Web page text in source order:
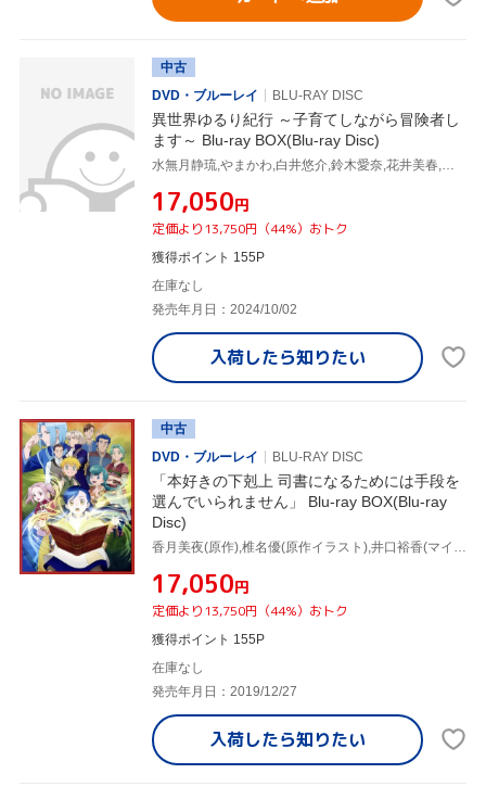
中古
DVD・ブルーレイ
BLU-RAY DISC
異世界ゆるり紀行 ～子育てしながら冒険者し
ます～ Blu-ray BOX(Blu-ray Disc)
¥17,050円
定価より13,750円（44%）おトク
獲得ポイント 155P
在庫なし
発売年月日：2024/10/02
入荷したら知りたい
中古
DVD・ブルーレイ
BLU-RAY DISC
「本好きの下剋上 司書になるためには手段を
選んでいられません」 Blu-ray BOX(Blu-ray
Disc)
¥17,050円
定価より13,750円（44%）おトク
獲得ポイント 155P
在庫なし
発売年月日：2019/12/27
入荷したら知りたい